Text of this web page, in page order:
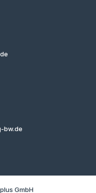
bw.de
GmbH